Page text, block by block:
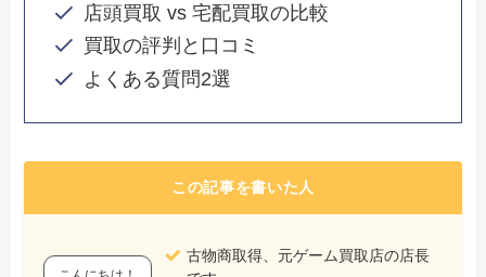
店頭買取 vs 宅配買取の比較
買取の評判と口コミ
よくある質問2選
この記事を書いた人
古物商取得、元ゲーム買取店の店長